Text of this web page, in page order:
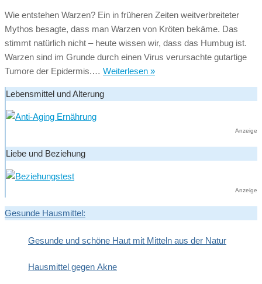
Wie entstehen Warzen? Ein in früheren Zeiten weitverbreiteter
Mythos besagte, dass man Warzen von Kröten bekäme. Das
stimmt natürlich nicht – heute wissen wir, dass das Humbug ist.
Warzen sind im Grunde durch einen Virus verursachte gutartige
Tumore der Epidermis.… Weiterlesen »Wie
entstehen
Warzen?
Lebensmittel und Alterung
Anzeige
Liebe und Beziehung
Anzeige
Gesunde Hausmittel:
Gesunde und schöne Haut mit Mitteln aus der Natur
Hausmittel gegen Akne